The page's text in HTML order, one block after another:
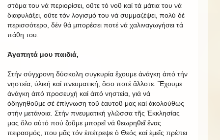
στόμα του νά περιορίσει, οὔτε τό νοῦ καί τά μάτια του νά
διαφυλάξει, οὔτε τόν λογισμό του νά συμμαζέψει, πολύ δέ
περισσότερο, δέν θά μπορέσει ποτέ νά χαλιναγωγήσει τά
πάθη του.
Ἀγαπητά μου παιδιά,
Στήν σύγχρονη δύσκολη συγκυρία ἔχουμε ἀνάγκη ἀπό τήν
νηστεία, ὑλική καί πνευματική, ὅσο ποτέ ἄλλοτε. Ἔχουμε
ἀνάγκη ἀπό προσευχή καί ἀπό νηστεία, γιά νά
ὁδηγηθοῦμε σέ ἐπίγνωση τοῦ ἑαυτοῦ μας καί ἀκολούθως
στήν μετάνοια. Στήν πνευματική γλῶσσα τῆς Ἐκκλησίας
μας ὅλο αὐτό πού ζοῦμε μπορεῖ νά θεωρηθεῖ ἕνας
πειρασμός, που μᾶς τόν ἐπέτρεψε ὁ Θεός καί ἐμεῖς πρέπει